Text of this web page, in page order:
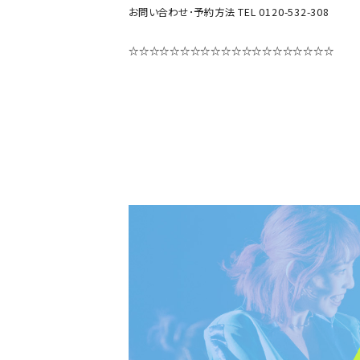
お問い合わせ･予約方法 TEL 0120-532-308
☆☆☆☆☆☆☆☆☆☆☆☆☆☆☆☆☆☆☆☆